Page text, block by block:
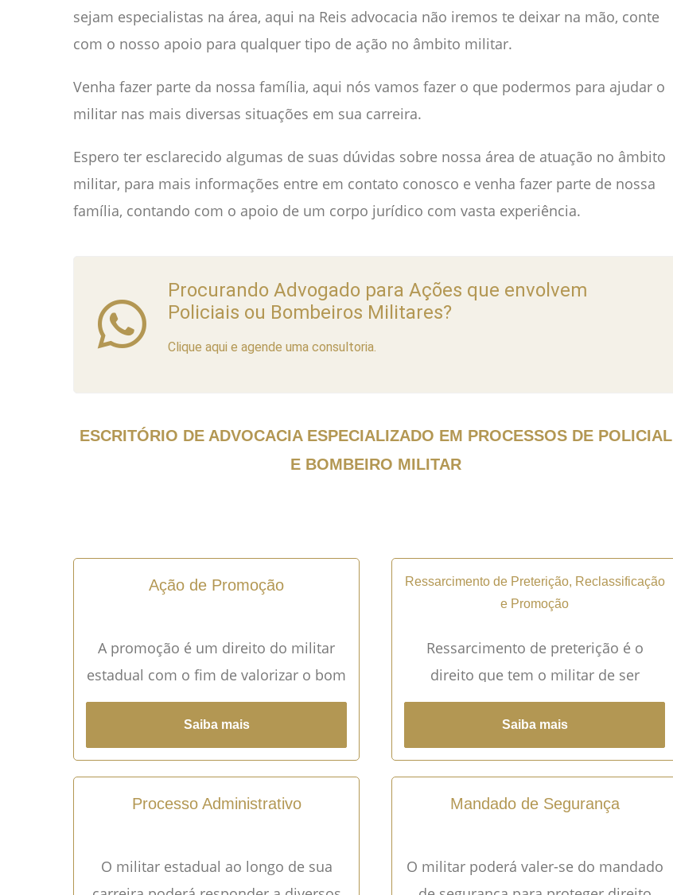
sejam especialistas na área, aqui na Reis advocacia não iremos te deixar na mão, conte
com o nosso apoio para qualquer tipo de ação no âmbito militar.
Venha fazer parte da nossa família, aqui nós vamos fazer o que podermos para ajudar o
militar nas mais diversas situações em sua carreira.
Espero ter esclarecido algumas de suas dúvidas sobre nossa área de atuação no âmbito
militar, para mais informações entre em contato conosco e venha fazer parte de nossa
família, contando com o apoio de um corpo jurídico com vasta experiência.
Procurando Advogado para Ações que envolvem
Policiais ou Bombeiros Militares?
Clique aqui e agende uma consultoria.
ESCRITÓRIO DE ADVOCACIA ESPECIALIZADO EM PROCESSOS DE POLICIAL
E BOMBEIRO MILITAR
Ação de Promoção
A promoção é um direito do militar
estadual com o fim de valorizar o bom
profissional.
Saiba mais
Processo Administrativo
O militar estadual ao longo de sua
Ressarcimento de Preterição, Reclassificação
e Promoção
Ressarcimento de preterição é o
direito que tem o militar de ser
compensado em virtude de ter sido
prejudicado em sua colocação para
promoção, por antiguidade ou
merecimento.
Saiba mais
Mandado de Segurança
O militar poderá valer-se do mandado